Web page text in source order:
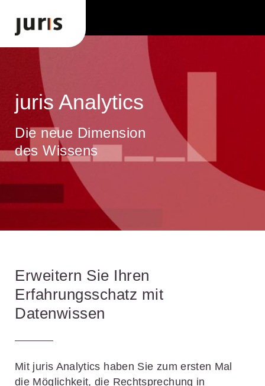
juris Analytics
Die neue Dimension
des Wissens
Erweitern Sie Ihren
Erfahrungsschatz mit
Datenwissen
Mit juris Analytics haben Sie zum ersten Mal
die Möglichkeit, die Rechtsprechung in